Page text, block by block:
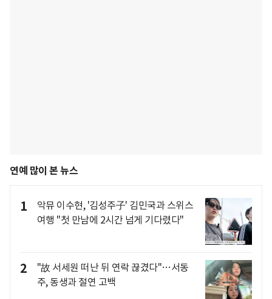
연예 많이 본 뉴스
1
악뮤 이수현, '김성주子' 김민국과 스위스
여행 "첫 만남에 2시간 넘게 기다렸다"
2
"故 서세원 떠난 뒤 연락 끊겼다"…서동
주, 동생과 절연 고백